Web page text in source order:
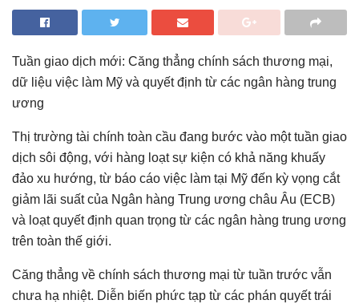
Tuần giao dịch mới: Căng thẳng chính sách thương mại,
dữ liệu việc làm Mỹ và quyết định từ các ngân hàng trung
ương
Thị trường tài chính toàn cầu đang bước vào một tuần giao
dịch sôi động, với hàng loạt sự kiện có khả năng khuấy
đảo xu hướng, từ báo cáo việc làm tại Mỹ đến kỳ vọng cắt
giảm lãi suất của Ngân hàng Trung ương châu Âu (ECB)
và loạt quyết định quan trọng từ các ngân hàng trung ương
trên toàn thế giới.
Căng thẳng về chính sách thương mại từ tuần trước vẫn
chưa hạ nhiệt. Diễn biến phức tạp từ các phán quyết trái